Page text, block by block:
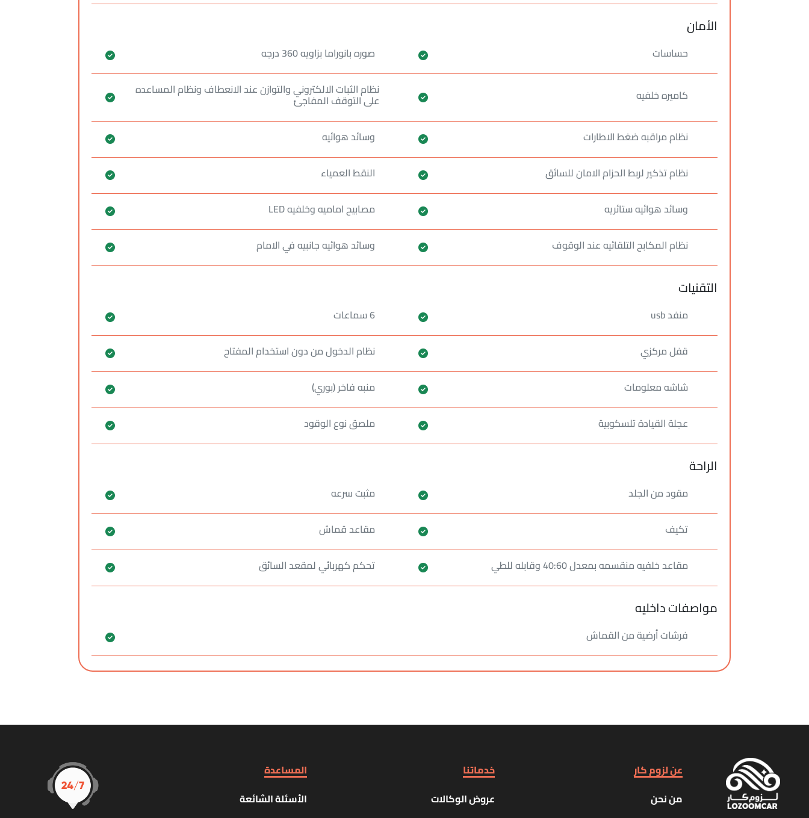
الأمان
حساسات صوره بانوراما بزاويه 360 درجه
كاميره خلفيه نظام الثبات الالكتروني والتوازن عند الانعطاف ونظام المساعده
على التوقف المفاجئ
نظام مراقبه ضغط الاطارات
وسائد هوائيه
نظام تذكير لربط الحزام الامان للسائق
النقط العمياء
وسائد هوائيه ستائريه
مصابيح اماميه وخلفيه LED
نظام المكابح التلقائيه عند الوقوف
وسائد هوائيه جانبيه في الامام
التقنيات
منفد usb
6 سماعات
قفل مركزي
نظام الدخول من دون استخدام المفتاح
شاشه معلومات
منبه فاخر (بوري)
عجلة القيادة تلسكوبية
ملصق نوع الوقود
الراحة
مقود من الجلد
مثبت سرعه
تكيف
مقاعد قماش
مقاعد خلفيه منقسمه بمعدل 40:60 وقابله للطي
تحكم كهربائي لمقعد السائق
مواصفات داخليه
فرشات أرضية من القماش
عن لزوم كار
من نحن
خدماتنا
عروض الوكالات
المساعدة
الأسئلة الشائعة